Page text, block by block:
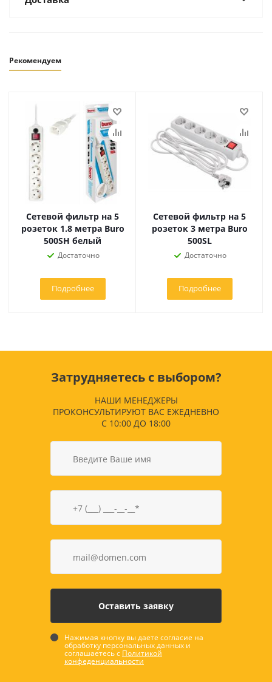
Рекомендуем
Сетевой фильтр на 5
розеток 1.8 метра Buro
500SH белый
Достаточно
Подробнее
Сетевой фильтр на 5
розеток 3 метра Buro
500SL
Достаточно
Подробнее
Затрудняетесь с выбором?
НАШИ МЕНЕДЖЕРЫ
ПРОКОНСУЛЬТИРУЮТ ВАС ЕЖЕДНЕВНО
С 10:00 ДО 18:00
Нажимая кнопку вы даете согласие на
обработку персональных данных и
соглашаетесь с Политикой
конфеденциальности